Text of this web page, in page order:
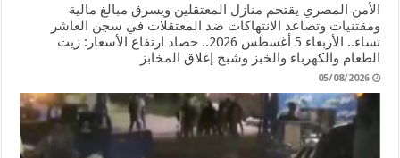
الأمن المصري يقتحم منازل المعتقلين ويسرق مبالغ مالية
ومقتنيات وتصاعد الانتهاكات ضد المعتقلات في سجن العاشر
نساء.. الأربعاء 5 أغسطس 2026.. حصاد ارتفاع الأسعار: زيت
الطعام والكهرباء والخبز وشبح إغلاق المخابز
05/08/2026